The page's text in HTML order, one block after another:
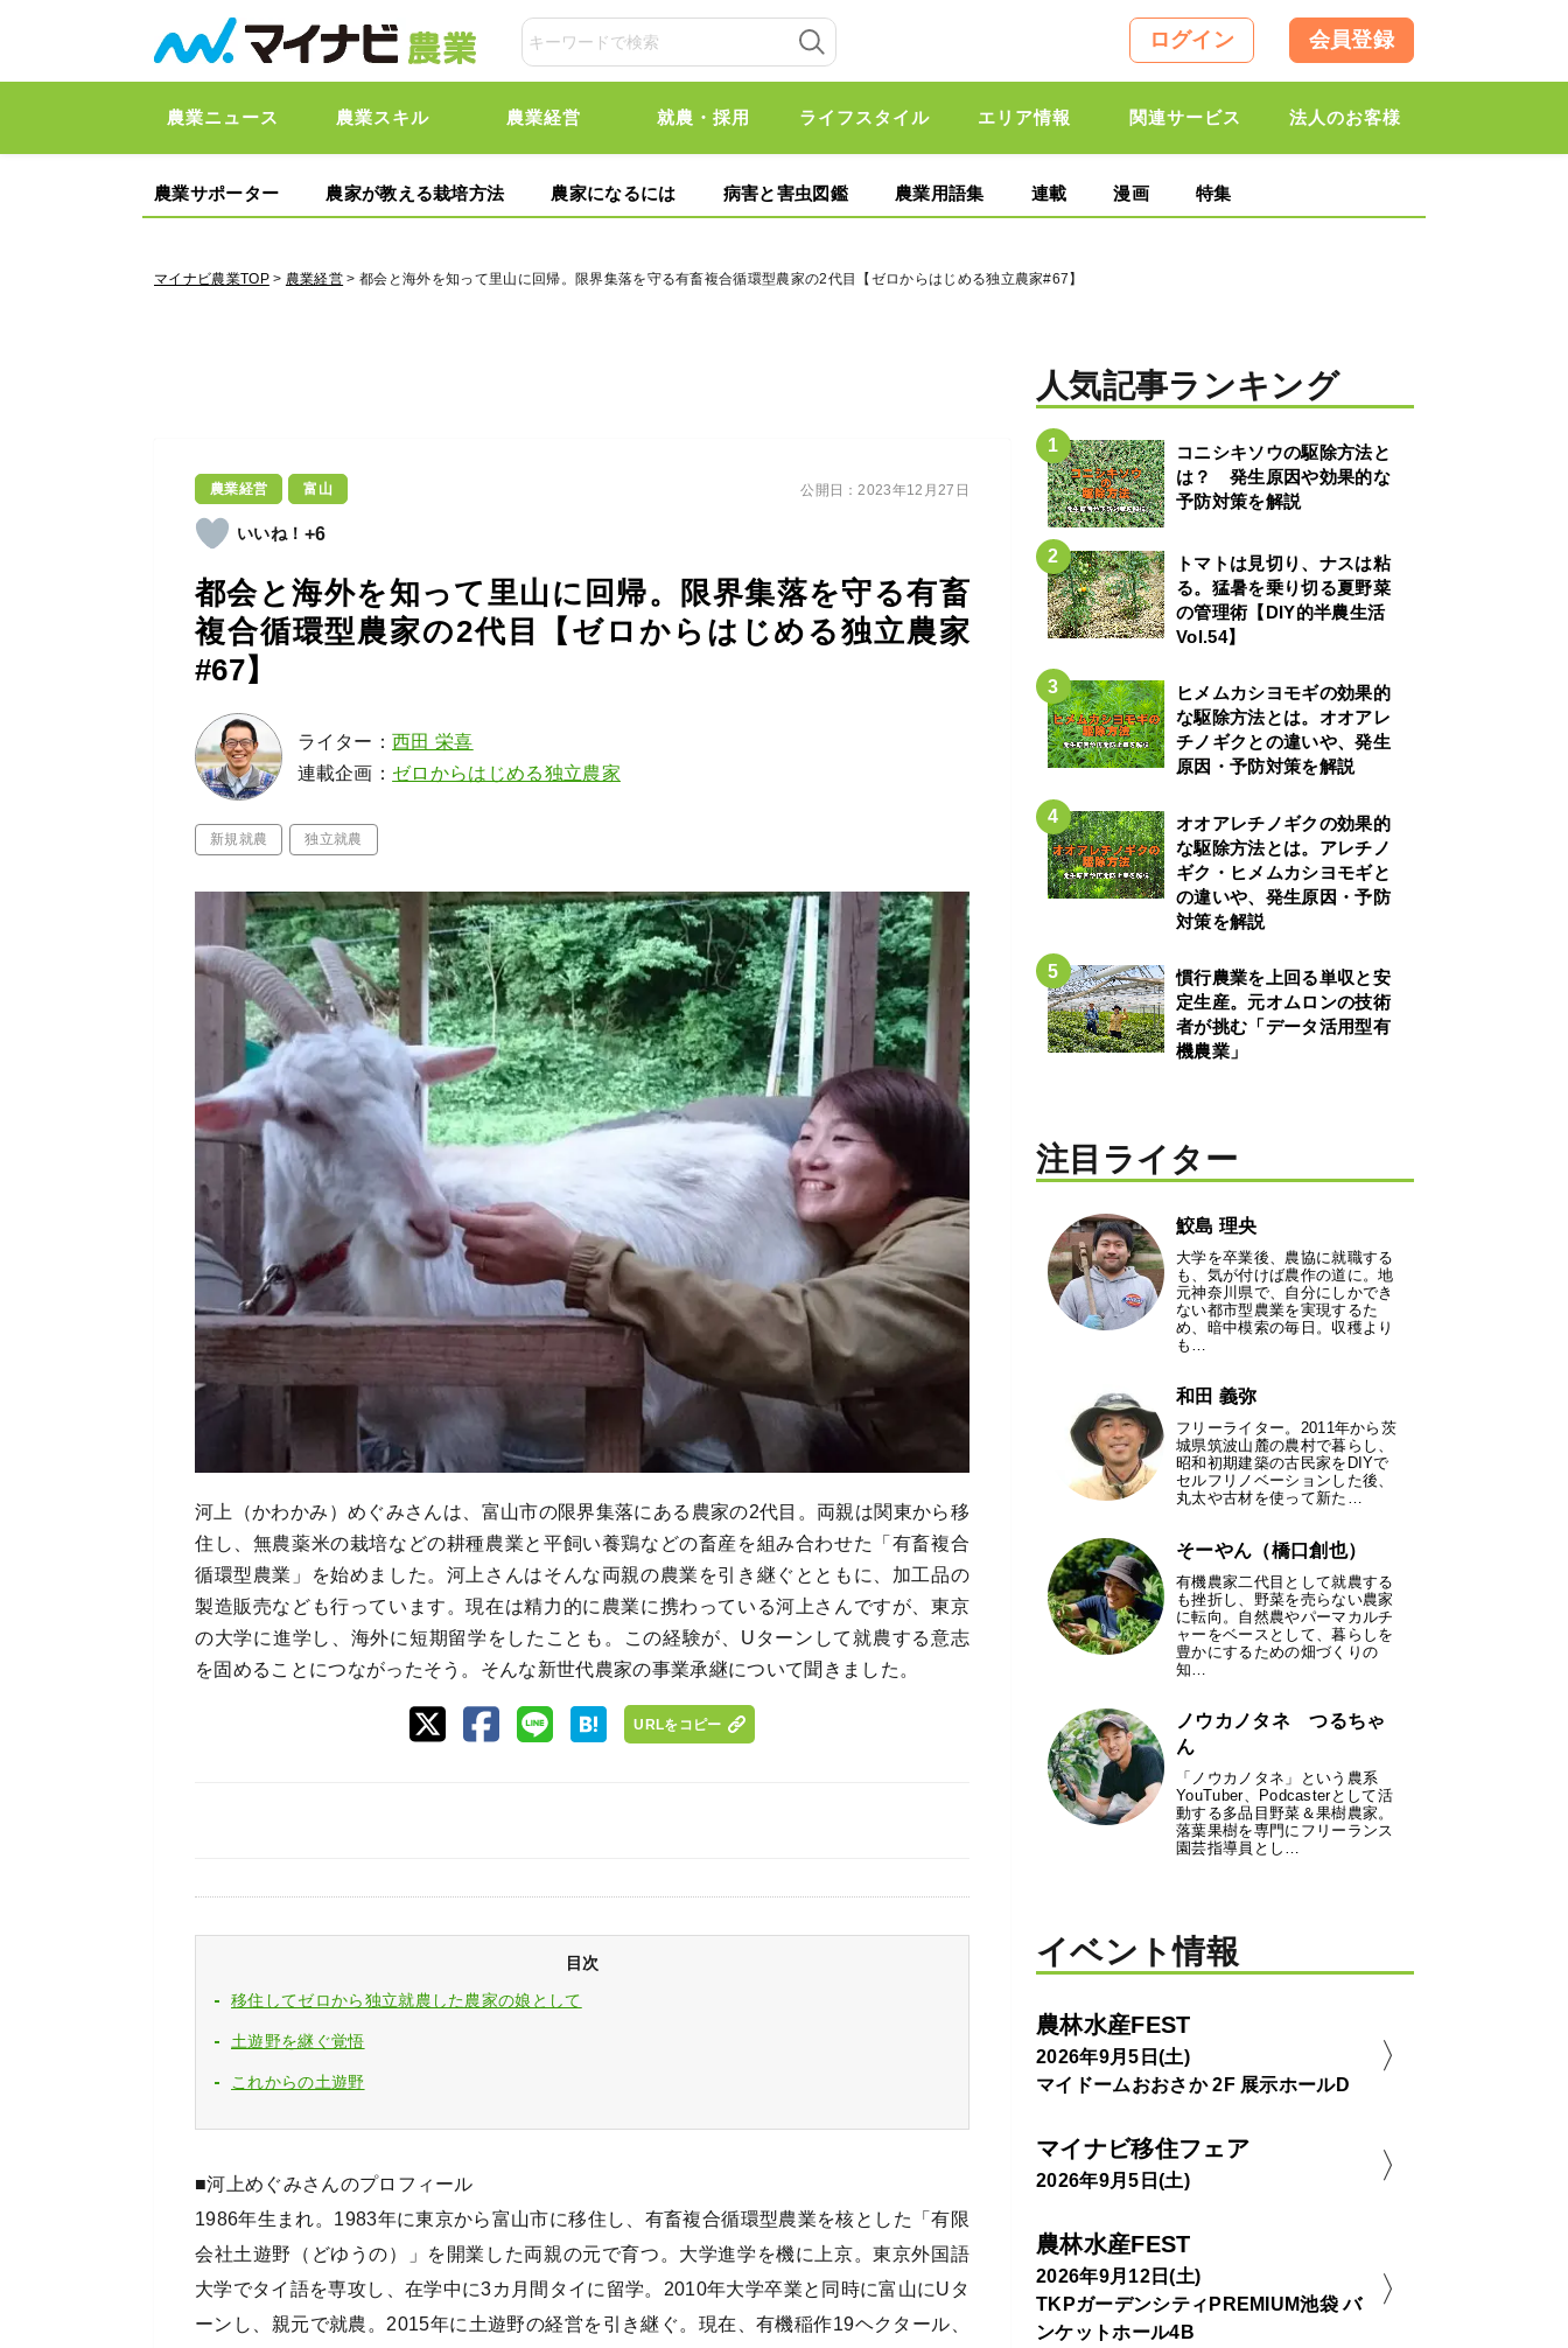
ログイン 会員登録
農業ニュース 農業スキル 農業経営 就農・採用 ライフスタイル エリア情報 関連サービス 法人のお客様
農業サポーター 農家が教える栽培方法 農家になるには 病害と害虫図鑑 農業用語集 連載 漫画 特集
マイナビ農業TOP> 農業経営 > 都会と海外を知って里山に回帰。限界集落を守る有畜複合循環型農家の2代目【ゼロからはじめる独立農家#67】
農業経営 富山
+6
都会と海外を知って里山に回帰。限界集落を守る有畜
複合循環型農家の2代目【ゼロからはじめる独立農家
#67】
ライター：西田 栄喜
連載企画： ゼロからはじめる独立農家
新規就農 独立就農
公開日：2023年12月27日
河上（かわかみ）めぐみさんは、富山市の限界集落にある農家の2代目。両親は関東から移
住し、無農薬米の栽培などの耕種農業と平飼い養鶏などの畜産を組み合わせた「有畜複合
循環型農業」を始めました。河上さんはそんな両親の農業を引き継ぐとともに、加工品の
製造販売なども行っています。現在は精力的に農業に携わっている河上さんですが、東京
の大学に進学し、海外に短期留学をしたことも。この経験が、Uターンして就農する意志
を固めることにつながったそう。そんな新世代農家の事業承継について聞きました。
URLをコピー
目次
移住してゼロから独立就農した農家の娘として
土遊野を継ぐ覚悟
これからの土遊野
■河上めぐみさんのプロフィール
1986年生まれ。1983年に東京から富山市に移住し、有畜複合循環型農業を核とした「有限
会社土遊野（どゆうの）」を開業した両親の元で育つ。大学進学を機に上京。東京外国語
大学でタイ語を専攻し、在学中に3カ月間タイに留学。2010年大学卒業と同時に富山にUタ
ーンし、親元で就農。2015年に土遊野の経営を引き継ぐ。現在、有機稲作19ヘクタール、
人気記事ランキング
コニシキソウの駆除方法と
は？ 発生原因や効果的な
予防対策を解説
トマトは見切り、ナスは粘
る。猛暑を乗り切る夏野菜
の管理術【DIY的半農生活
Vol.54】
ヒメムカシヨモギの効果的
な駆除方法とは。オオアレ
チノギクとの違いや、発生
原因・予防対策を解説
オオアレチノギクの効果的
な駆除方法とは。アレチノ
ギク・ヒメムカシヨモギと
の違いや、発生原因・予防
対策を解説
慣行農業を上回る単収と安
定生産。元オムロンの技術
者が挑む「データ活用型有
機農業」
注目ライター
鮫島 理央
大学を卒業後、農協に就職する
も、気が付けば農作の道に。地
元神奈川県で、自分にしかでき
ない都市型農業を実現するた
め、暗中模索の毎日。収穫より
も…
和田 義弥
フリーライター。2011年から茨
城県筑波山麓の農村で暮らし、
昭和初期建築の古民家をDIYで
セルフリノベーションした後、
丸太や古材を使って新た…
そーやん（橋口創也）
有機農家二代目として就農する
も挫折し、野菜を売らない農家
に転向。自然農やパーマカルチ
ャーをベースとして、暮らしを
豊かにするための畑づくりの
知…
ノウカノタネ つるちゃ
ん
「ノウカノタネ」という農系
YouTuber、Podcasterとして活
動する多品目野菜＆果樹農家。
落葉果樹を専門にフリーランス
園芸指導員とし…
イベント情報
農林水産FEST
2026年9月5日(土)
マイドームおおさか 2F 展示ホールD
マイナビ移住フェア
2026年9月5日(土)
農林水産FEST
2026年9月12日(土)
TKPガーデンシティPREMIUM池袋 バ
ンケットホール4B